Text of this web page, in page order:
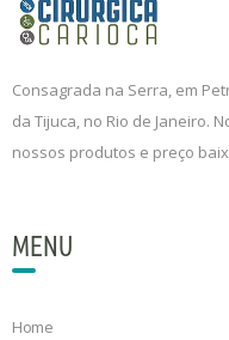
Consagrada na Serra, em
da Tijuca, no Rio de Janeiro.
nossos produtos e preço
MENU
Home